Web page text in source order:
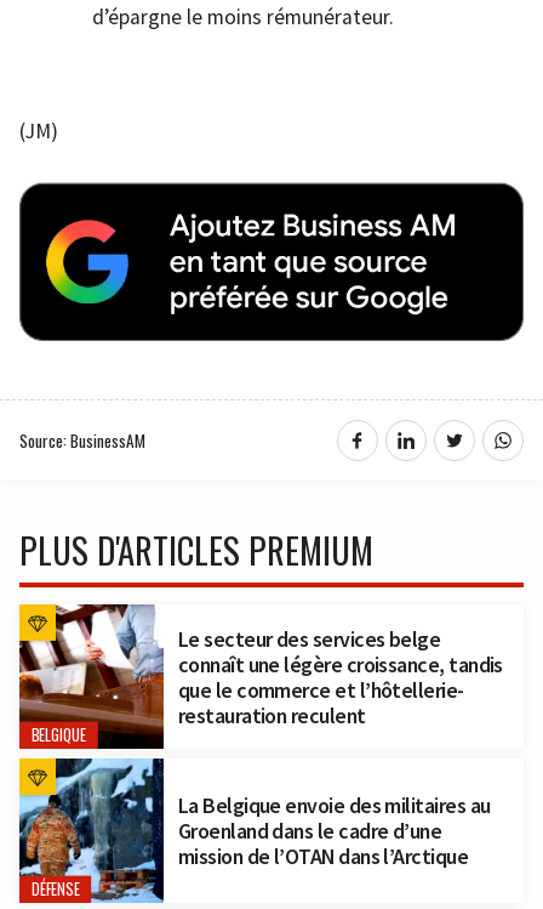
d’épargne le moins rémunérateur.
(JM)
Source: BusinessAM
PLUS D'ARTICLES PREMIUM
BELGIQUE
Le secteur des services belge
connaît une légère croissance, tandis
que le commerce et l’hôtellerie-
restauration reculent
DÉFENSE
La Belgique envoie des militaires au
Groenland dans le cadre d’une
mission de l’OTAN dans l’Arctique